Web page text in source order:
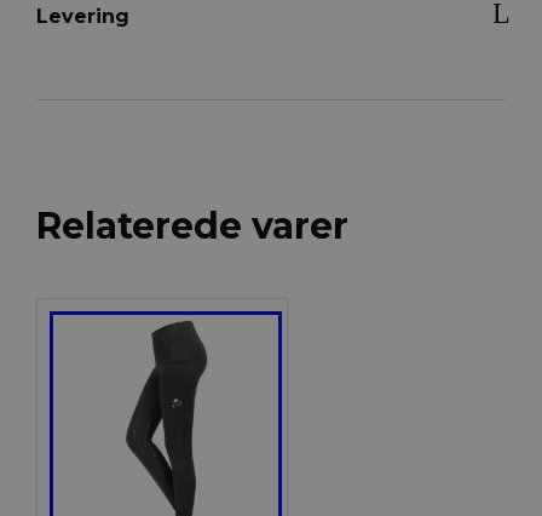
Levering
Relaterede varer